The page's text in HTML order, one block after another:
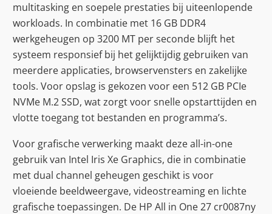
multitasking en soepele prestaties bij uiteenlopende
workloads. In combinatie met 16 GB DDR4
werkgeheugen op 3200 MT per seconde blijft het
systeem responsief bij het gelijktijdig gebruiken van
meerdere applicaties, browservensters en zakelijke
tools. Voor opslag is gekozen voor een 512 GB PCIe
NVMe M.2 SSD, wat zorgt voor snelle opstarttijden en
vlotte toegang tot bestanden en programma’s.
Voor grafische verwerking maakt deze all-in-one
gebruik van Intel Iris Xe Graphics, die in combinatie
met dual channel geheugen geschikt is voor
vloeiende beeldweergave, videostreaming en lichte
grafische toepassingen. De HP All in One 27 cr0087ny